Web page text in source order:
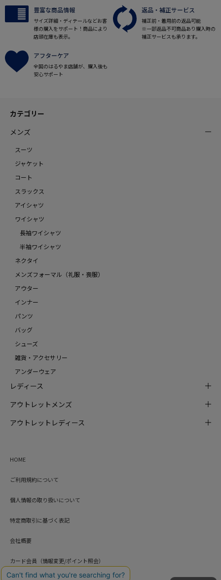
豊富な商品情報
サイズ詳細・ディテールなどお客
様の購入をサポート！商品により
店頭在庫も表示。
返品・補正サービス
補正前・着用前の返品可能
※一部返品不可商品あり購入時の
補正サービスも承ります。
アフターケア
全国のはるやま店舗が、購入後も
安心サポート
カテゴリー
メンズ
スーツ
ジャケット
コート
スラックス
アイシャツ
ワイシャツ
長袖ワイシャツ
半袖ワイシャツ
ネクタイ
メンズフォーマル（礼服・喪服）
アウター
インナー
パンツ
バッグ
シューズ
雑貨・アクセサリー
アンダーウェア
レディース
アウトレットメンズ
アウトレットレディース
HOME
ご利用規約について
個人情報の取り扱いについて
特定商取引に基づく表記
会社概要
カード会員（情報変更/ポイント照会）